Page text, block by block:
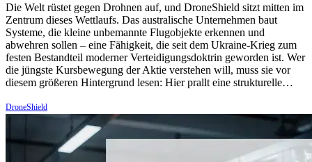
Die Welt rüstet gegen Drohnen auf, und DroneShield sitzt mitten im
Zentrum dieses Wettlaufs. Das australische Unternehmen baut
Systeme, die kleine unbemannte Flugobjekte erkennen und
abwehren sollen – eine Fähigkeit, die seit dem Ukraine-Krieg zum
festen Bestandteil moderner Verteidigungsdoktrin geworden ist. Wer
die jüngste Kursbewegung der Aktie verstehen will, muss sie vor
diesem größeren Hintergrund lesen: Hier prallt eine strukturelle…
DroneShield